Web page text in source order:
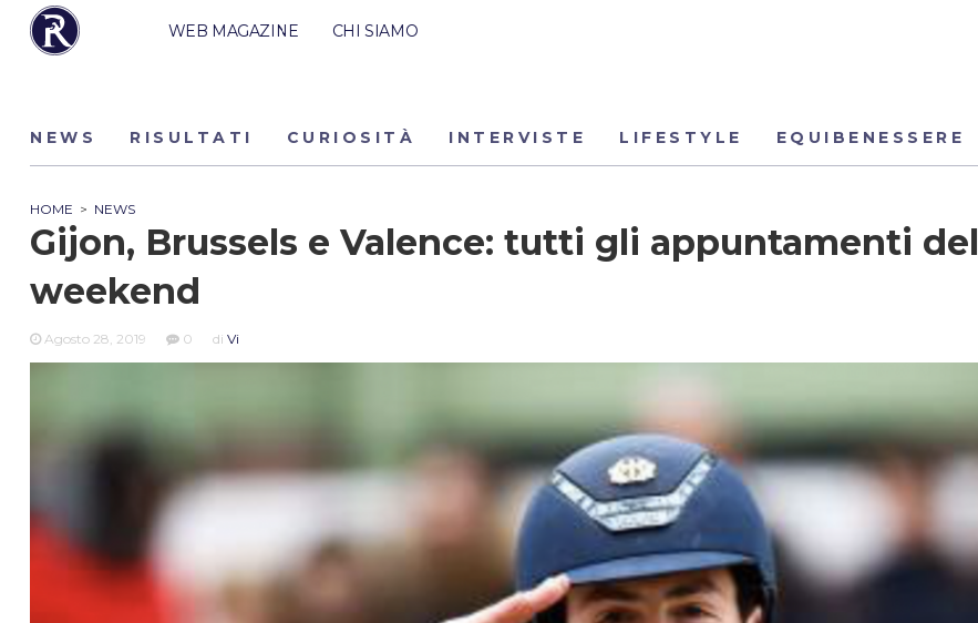
WEB MAGAZINE CHI SIAMO
NEWS RISULTATI CURIOSITÀ INTERVISTE LIFESTYLE EQUIBENESSERE
HOME > NEWS
Gijon, Brussels e Valence: tutti gli appuntamenti del
weekend
Agosto 28, 2019 0 di Vi